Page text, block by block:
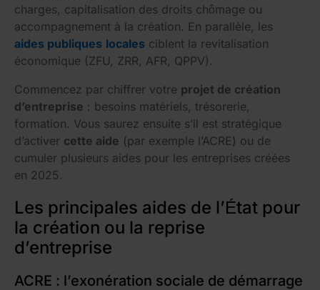
charges, capitalisation des droits chômage ou
accompagnement à la création. En parallèle, les
aides publiques locales ciblent la revitalisation
économique (ZFU, ZRR, AFR, QPPV).
Commencez par chiffrer votre projet de création
d’entreprise : besoins matériels, trésorerie,
formation. Vous saurez ensuite s’il est stratégique
d’activer cette aide (par exemple l’ACRE) ou de
cumuler plusieurs aides pour les entreprises créées
en 2025.
Les principales aides de l’État pour
la création ou la reprise
d’entreprise
ACRE : l’exonération sociale de démarrage